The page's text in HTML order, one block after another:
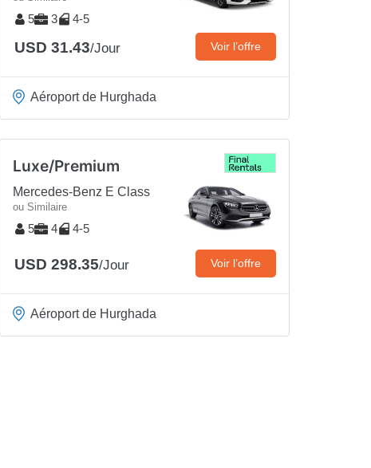
5 3 4-5
USD 31.43/Jour Voir l’offre
Aéroport de Hurghada
Luxe/Premium
Mercedes-Benz E Class
ou Similaire
5 4 4-5
USD 298.35/Jour Voir l’offre
Aéroport de Hurghada